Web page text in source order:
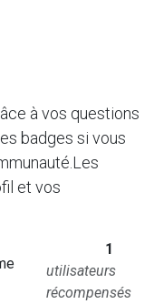
à vos questions
badges si vous
Les
et vos
1
utilisateurs
récompensés